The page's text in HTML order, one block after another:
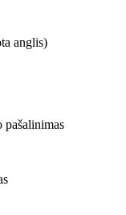
anglis)